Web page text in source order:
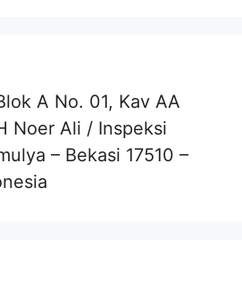
A No. 01, Kav AA
Noer Ali / Inspeksi
– Bekasi 17510 –